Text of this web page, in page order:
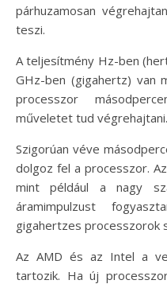
párhuzamosan
teszi.
A teljesítmény Hz-ben
GHz-ben (gigahertz) van
processzor
műveletet tud végrehajtani.
Szigorúan véve
dolgoz fel a processzor.
mint például a nagy
áramimpulzust
gigahertzes processzorok
Az AMD és az Intel a
tartozik. Ha új